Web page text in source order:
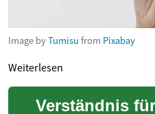
Image byTumisu from Pixabay
Weiterlesen